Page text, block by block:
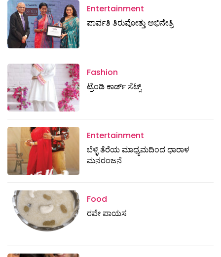
Entertainment
ಪಾರ್ವತಿ ತಿರುವೋತ್ತು ಅಭಿನೇತ್ರಿ
Fashion
ಟ್ರೆಂಡಿ ಕಾರ್ಡ್‌ ಸೆಟ್ಸ್
Entertainment
ಬೆಳ್ಳಿ ತೆರೆಯ ಮಾಧ್ಯಮದಿಂದ ಧಾರಾಳ
ಮನರಂಜನೆ
Food
ರವೇ ಪಾಯಸ